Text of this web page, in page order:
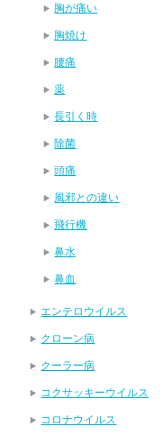
胸が痛い
胸焼け
腰痛
薬
長引く時
除菌
頭痛
風邪との違い
飛行機
鼻水
鼻血
エンテロウイルス
クローン病
クーラー病
コクサッキーウイルス
コロナウイルス